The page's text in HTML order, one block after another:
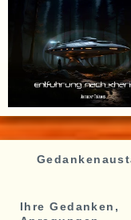
Ihre Gedanken,